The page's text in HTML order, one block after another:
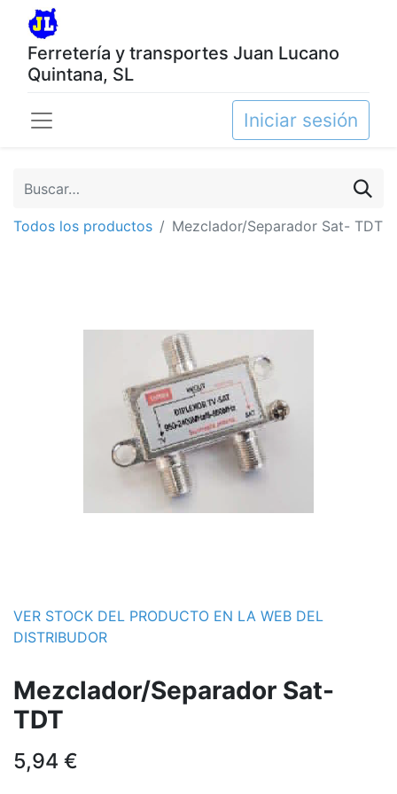
Ferretería y transportes Juan Lucano
Quintana, SL
Iniciar sesión
Todos los productos Mezclador/Separador Sat- TDT
VER STOCK DEL PRODUCTO EN LA WEB DEL
DISTRIBUDOR
Mezclador/Separador Sat-
TDT
5,94 €